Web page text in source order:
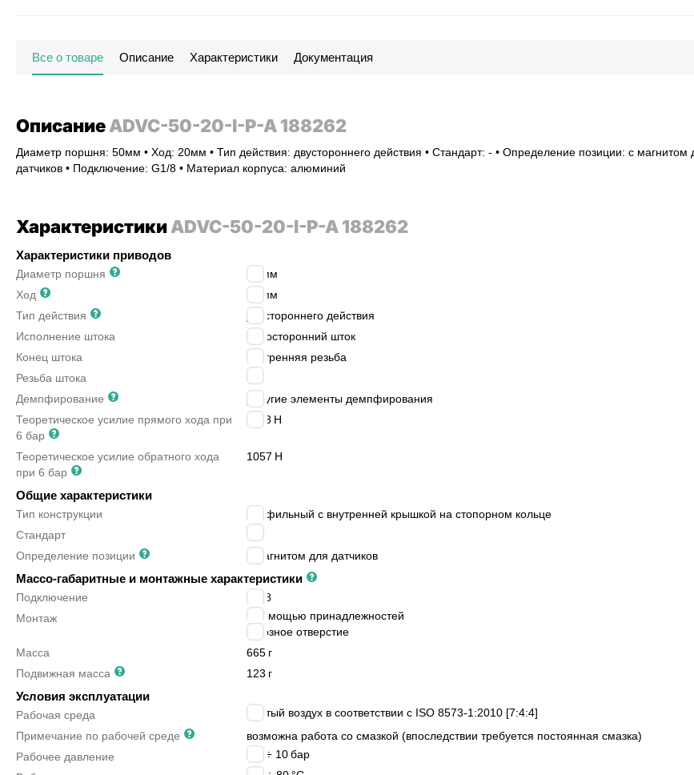
Все о товаре Описание Характеристики Документация
ОписаниеADVC-50-20-I-P-A 188262
Диаметр поршня: 50мм • Ход: 20мм • Тип действия: двустороннего действия • Стандарт: - • Определение позиции: с магнитом
датчиков • Подключение: G1/8 • Материал корпуса: алюминий
ХарактеристикиADVC-50-20-I-P-A 188262
Характеристики приводов
Диаметр поршня
мм
Ход
мм
Тип действия
двустороннего действия
Исполнение штока
односторонний шток
Конец штока
внутренняя резьба
Резьба штока
Демпфирование
упругие элементы демпфирования
Теоретическое усилие прямого хода при
6 бар
1178 Н
Теоретическое усилие обратного хода
при 6 бар
1057 Н
Общие характеристики
Тип конструкции
профильный с внутренней крышкой на стопорном кольце
Стандарт
Определение позиции
с магнитом для датчиков
Массо-габаритные и монтажные характеристики
Подключение
G1/8
Монтаж
с помощью принадлежностей
сквозное отверстие
Масса
665 г
Подвижная масса
123 г
Условия эксплуатации
Рабочая среда
сжатый воздух в соответствии с ISO 8573-1:2010 [7:4:4]
Примечание по рабочей среде
возможна работа со смазкой (впоследствии требуется постоянная смазка)
Рабочее давление
0.6 ÷ 10бар